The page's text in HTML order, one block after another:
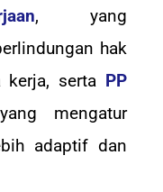
, yang
hak
kerja, serta PP
mengatur
adaptif dan